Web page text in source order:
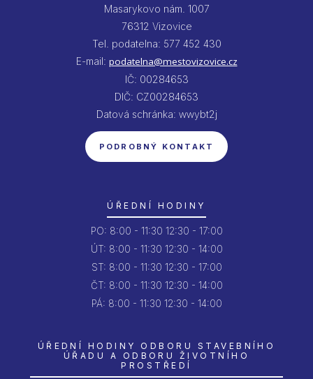
Masarykovo nám. 1007
76312 Vizovice
Tel. podatelna: 577 452 430
E-mail: podatelna@mestovizovice.cz
IČ: 00284653
DIČ: CZ00284653
Datová schránka: wwybt2j
PODROBNÝ KONTAKT
ÚŘEDNÍ HODINY
PO: 8:00 - 11:30 12:30 - 17:00
ÚT: 8:00 - 11:30 12:30 - 14:00
ST: 8:00 - 11:30 12:30 - 17:00
ČT: 8:00 - 11:30 12:30 - 14:00
PÁ: 8:00 - 11:30 12:30 - 14:00
ÚŘEDNÍ HODINY ODBORU STAVEBNÍHO
ÚŘADU A ODBORU ŽIVOTNÍHO
PROSTŘEDÍ